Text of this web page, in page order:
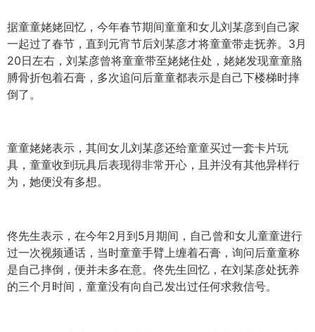
据童童姥姥回忆，今年春节期间童童和女儿刘某彦到自己家
一起过了春节，直到元宵节后刘某彦才将童童带走抚养。3月
20日左右，刘某彦曾将童童带至姥姥住处，姥姥发现童童胳
膊骨折包着石膏，多次追问后童童都表示是自己下楼梯时摔
倒了。
童童姥姥表示，其间女儿刘某彦还给童童买过一套卡片玩
具，童童收到玩具后表现得非常开心，且并没有其他异样行
为，她便没有多想。
佟先生表示，在今年2月到5月期间，自己曾和女儿童童进行
过一次视频通话，当时童童手臂上缠着石膏，询问后童童称
是自己摔倒，便并未多在意。佟先生回忆，在刘某彦处抚养
的三个月时间，童童没有向自己发出过任何求救信号。